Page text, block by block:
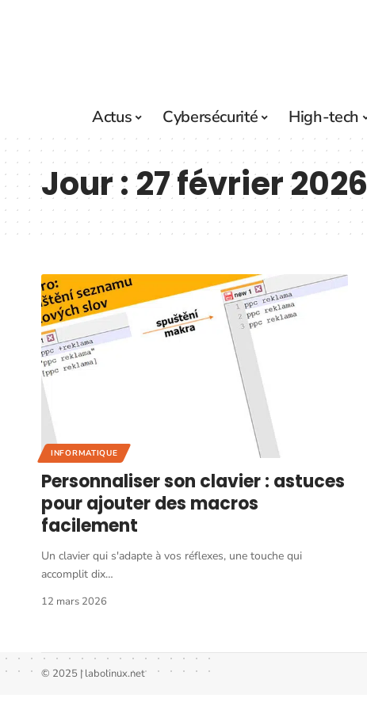
Actus Cybersécurité High-tech
Jour :27 février 2026
INFORMATIQUE
Personnaliser son clavier : astuces
pour ajouter des macros
facilement
Un clavier qui s'adapte à vos réflexes, une touche qui
accomplit dix…
12 mars 2026
© 2025 | labolinux.net